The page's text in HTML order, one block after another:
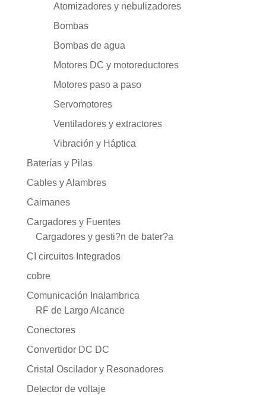
Atomizadores y nebulizadores
Bombas
Bombas de agua
Motores DC y motoreductores
Motores paso a paso
Servomotores
Ventiladores y extractores
Vibración y Háptica
Baterías y Pilas
Cables y Alambres
Caimanes
Cargadores y Fuentes
Cargadores y gesti?n de bater?a
CI circuitos Integrados
cobre
Comunicación Inalambrica
RF de Largo Alcance
Conectores
Convertidor DC DC
Cristal Oscilador y Resonadores
Detector de voltaje